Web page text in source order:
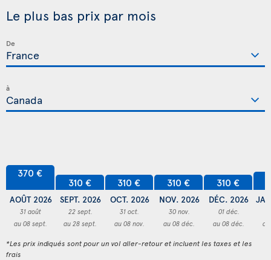
Le plus bas prix par mois
De
à
370 €
AOÛT 2026
31 août
au 08 sept.
310 €
SEPT. 2026
22 sept.
au 28 sept.
310 €
OCT. 2026
31 oct.
au 08 nov.
310 €
NOV. 2026
30 nov.
au 08 déc.
310 €
DÉC. 2026
01 déc.
au 08 déc.
*Les prix indiqués sont pour un vol aller-retour et incluent les taxes et les
frais